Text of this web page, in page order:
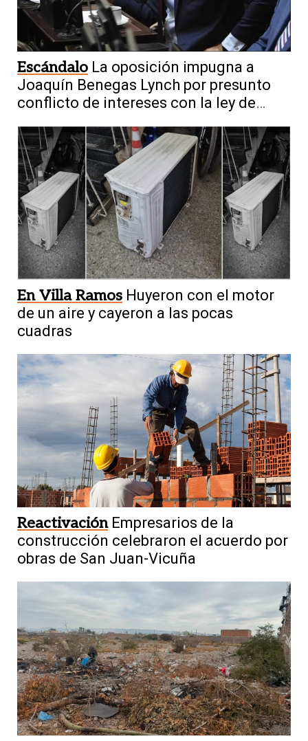
Escándalo La oposición impugna a
Joaquín Benegas Lynch por presunto
conflicto de intereses con la ley de
En Villa Ramos Huyeron con el motor
de un aire y cayeron a las pocas
cuadras
Reactivación Empresarios de la
construcción celebraron el acuerdo por
obras de San Juan-Vicuña